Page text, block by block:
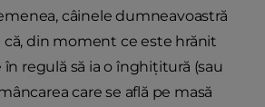
câinele dumneavoastră
din moment ce este hrănit
în regulă să ia o înghițitură (sau
care se află pe masă